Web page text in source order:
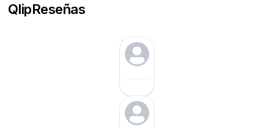
QlipReseñas